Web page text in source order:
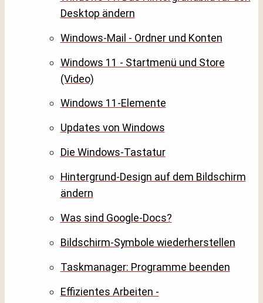
Desktop ändern
Windows-Mail - Ordner und Konten
Windows 11 - Startmenü und Store
(Video)
Windows 11-Elemente
Updates von Windows
Die Windows-Tastatur
Hintergrund-Design auf dem Bildschirm
ändern
Was sind Google-Docs?
Bildschirm-Symbole wiederherstellen
Taskmanager: Programme beenden
Effizientes Arbeiten -